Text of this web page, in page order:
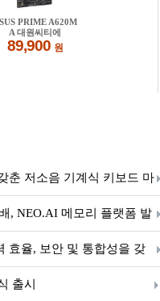
춘 저소음 기계식 키보드 마
, NEO.AI 메모리 플랫폼 발
효율, 보안 및 통합성을 갖
공개
출시